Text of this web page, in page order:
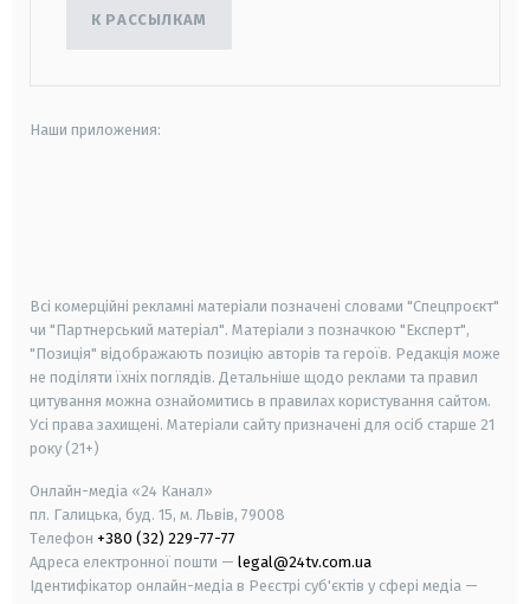
К РАССЫЛКАМ
Наши приложения:
Всі комерційні рекламні матеріали позначені словами "Спецпроєкт"
чи "Партнерський матеріал". Матеріали з позначкою "Експерт",
"Позиція" відображають позицію авторів та героїв. Редакція може
не поділяти їхніх поглядів. Детальніше щодо реклами та правил
цитування можна ознайомитись в правилах користування сайтом.
Усі права захищені. Матеріали сайту призначені для осіб старше 21
року (21+)
Онлайн-медіа «24 Канал»
пл. Галицька, буд. 15, м. Львів, 79008
Телефон +380 (32) 229-77-77
Адреса електронної пошти — legal@24tv.com.ua
Ідентифікатор онлайн-медіа в Реєстрі суб'єктів у сфері медіа —